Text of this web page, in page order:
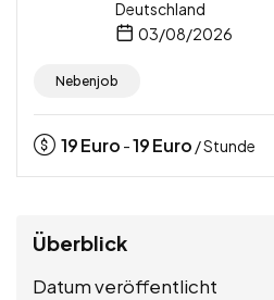
Deutschland
03/08/2026
Nebenjob
19Euro -19Euro / Stunde
Überblick
Datum veröffentlicht